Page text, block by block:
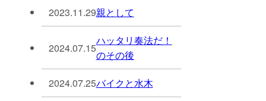
2023.11.29親として
2024.07.15
ハッタリ奏法だ！
のその後
2024.07.25バイクと水木